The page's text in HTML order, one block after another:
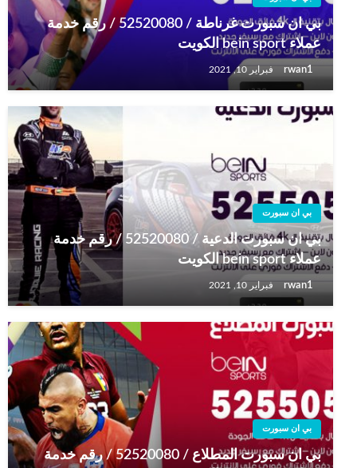
بي ان سبورت غرناطة / 52520080 / رقم خدمة
عملاء bein sport الكويت
rwan1 فبراير 10, 2021
بي ان سبورت
بي ان سبورت الدعية / 52520080 / رقم خدمة
عملاء bein sport الكويت
rwan1 فبراير 10, 2021
بي ان سبورت
بي ان سبورت المطلاع / 52520080 / رقم خدمة